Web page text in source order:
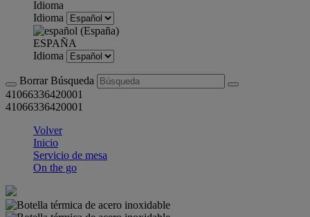
Idioma
Idioma
ESPAÑA
Idioma
Borrar Búsqueda
41066336420001
41066336420001
Volver
Inicio
Servicio de mesa
On the go